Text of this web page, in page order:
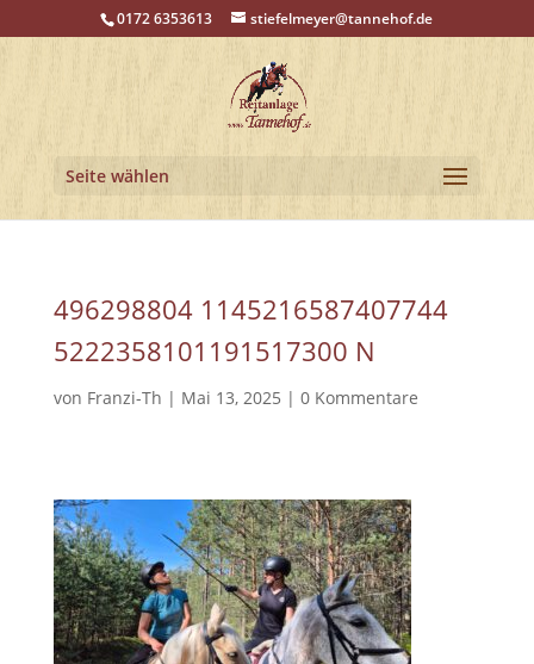
0172 6353613 stiefelmeyer@tannehof.de
Seite wählen
496298804 1145216587407744
5222358101191517300 N
von Franzi-Th | Mai 13, 2025 | 0 Kommentare